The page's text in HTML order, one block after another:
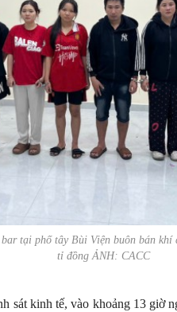
tại phố tây Bùi Viện buôn bán
tỉ đồng ẢNH: CACC
sát kinh tế, vào khoảng 13 giờ